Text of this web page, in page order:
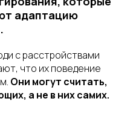
адаптацию
с расстройствами
что их поведение
Они могут считать,
а не в них самих.